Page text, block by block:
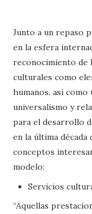
Junto a un repaso
en la esfera
reconocimiento de
culturales como
humanos, así
universalismo y
para el desarrollo
en la última década
conceptos
modelo:
Servicios
“Aquellas